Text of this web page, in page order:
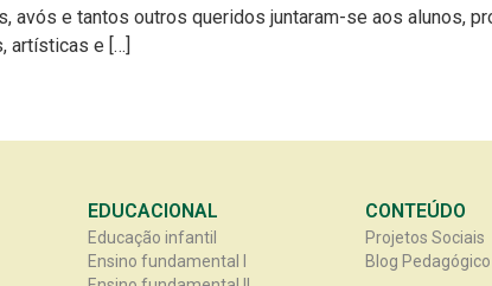
avós e tantos outros queridos juntaram-se aos alunos,
artísticas e […]
EDUCACIONAL
Educação infantil
Ensino fundamental I
CONTEÚDO
Blog Pedagógico
Projetos Sociais